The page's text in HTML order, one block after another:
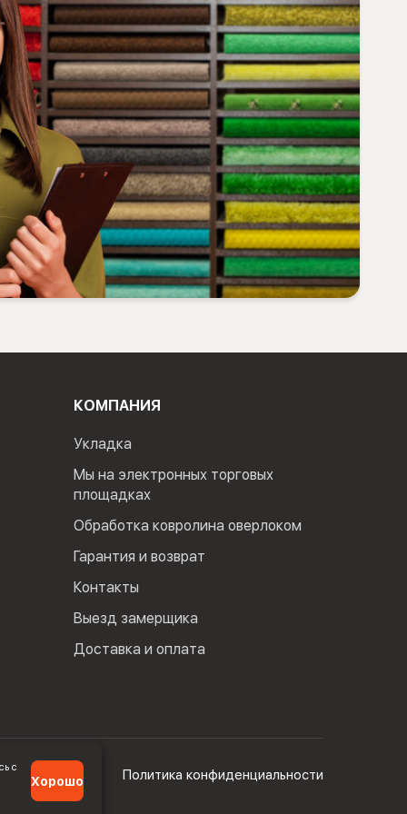
КОМПАНИЯ
Укладка
Мы на электронных торговых
площадках
Обработка ковролина оверлоком
Гарантия и возврат
Контакты
Выезд замерщика
Доставка и оплата
Политика конфиденциальности
с
Хорошо